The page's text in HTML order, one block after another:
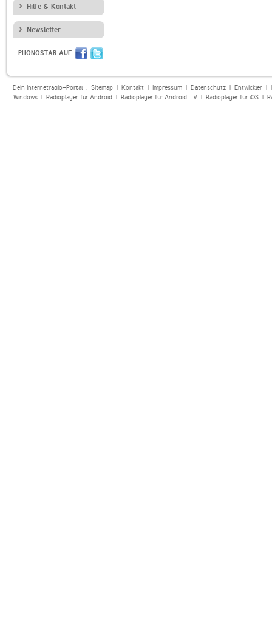
Hilfe & Kontakt
Newsletter
PHONOSTAR AUF
Dein Internetradio-Portal : Sitemap| Kontakt| Impressum| Datenschutz| Entwickler|
Windows| Radioplayer für Android| Radioplayer für Android TV| Radioplayer für iOS|